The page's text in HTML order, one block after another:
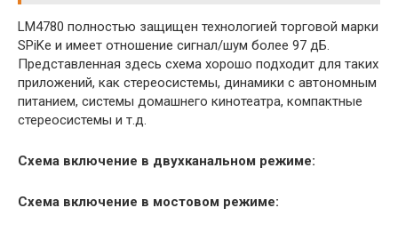
LM4780 полностью защищен технологией торговой марки
SPiKe и имеет отношение сигнал/шум более 97 дБ.
Представленная здесь схема хорошо подходит для таких
приложений, как стереосистемы, динамики с автономным
питанием, системы домашнего кинотеатра, компактные
стереосистемы и т.д.
Схема включение в двухканальном режиме:
Схема включение в мостовом режиме: